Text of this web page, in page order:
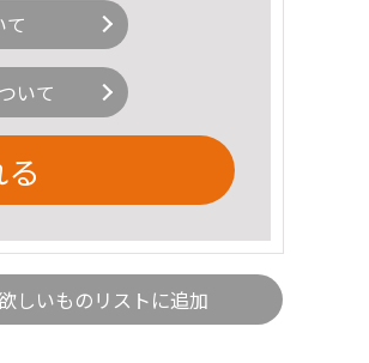
て
いて
しいものリストに追加